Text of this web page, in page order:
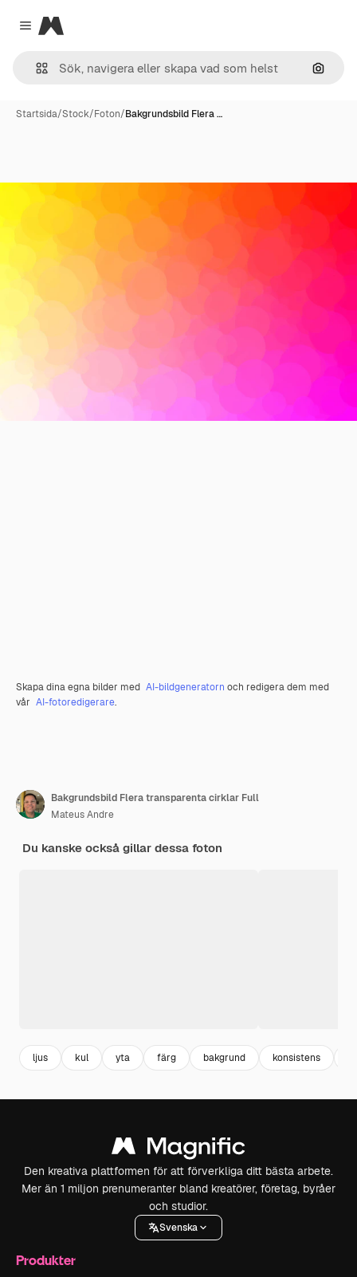
Close menu
Magnific
Sök
Startsida/Stock/Foton/Bakgrundsbild Flera …
Skapa dina egna bilder med AI-bildgeneratorn och redigera dem med
vår AI-fotoredigerare.
Bakgrundsbild Flera transparenta cirklar Full
Mateus Andre
Du kanske också gillar dessa foton
ljus kul yta färg bakgrund konsistens
Den kreativa plattformen för att förverkliga ditt bästa arbete.
Mer än 1 miljon prenumeranter bland kreatörer, företag, byråer
och studior.
Svenska
Produkter